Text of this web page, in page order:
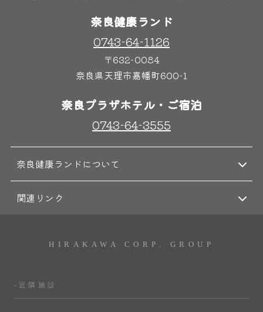
サウナ・岩盤浴
屋内レジャープール グルメ
奈良健康ランド
0743-64-1126
〒632-0084
奈良県天理市嘉幡町600-1
奈良プラザホテル・ご宿泊
0743-64-3555
奈良健康ランドについて
関連リンク
HIRAKAWA CORP. GROUP
-近隣施設